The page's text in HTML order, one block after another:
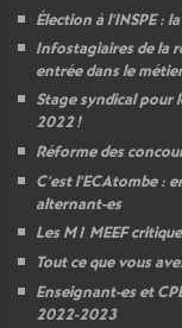
Élection à l’INSPE: la
Infostagiaires de la
entrée dans le métier
Stage syndical pour
2022!
Réforme des
C’est l’ECAtombe :
alternant-es
Les M1 MEEF
Tout ce que vous
Enseignant-es et
2022-2023